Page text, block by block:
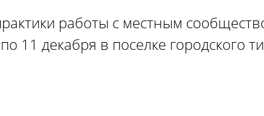
работы с местным
11 декабря в поселке городского